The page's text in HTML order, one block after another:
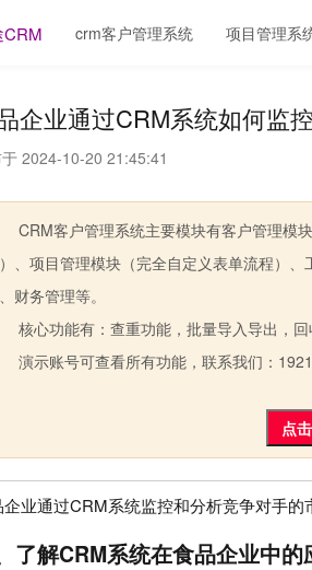
CRM crm客户管理系统 项目管理系
企业通过CRM系统如何监
2024-10-20 21:45:41
客户管理系统主要模块有客户管理模块
、项目管理模块（完全自定义表单流程）
财务管理等。
心功能有：查重功能，批量导入导出，回
示账号可查看所有功能，联系我们：
点
业通过CRM系统监控和分析竞争对手的
了解CRM系统在食品企业中的